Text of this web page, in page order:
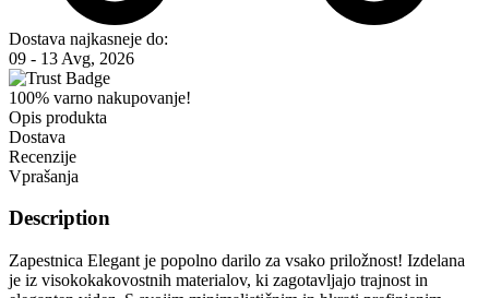
Dostava najkasneje do:
09 - 13 Avg, 2026
100% varno nakupovanje!
Opis produkta
Dostava
Recenzije
Vprašanja
Description
Zapestnica Elegant je popolno darilo za vsako priložnost! Izdelana
je iz visokokakovostnih materialov, ki zagotavljajo trajnost in